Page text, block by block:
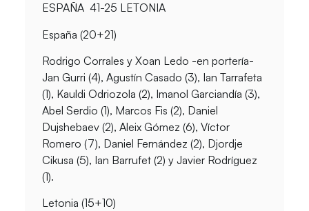
ESPAÑA 41-25 LETONIA
España (20+21)
Rodrigo Corrales y Xoan Ledo -en portería-
Jan Gurri (4), Agustín Casado (3), Ian Tarrafeta
(1), Kauldi Odriozola (2), Imanol Garciandía (3),
Abel Serdio (1), Marcos Fis (2), Daniel
Dujshebaev (2), Aleix Gómez (6), Víctor
Romero (7), Daniel Fernández (2), Djordje
Cikusa (5), Ian Barrufet (2) y Javier Rodríguez
(1).
Letonia (15+10)